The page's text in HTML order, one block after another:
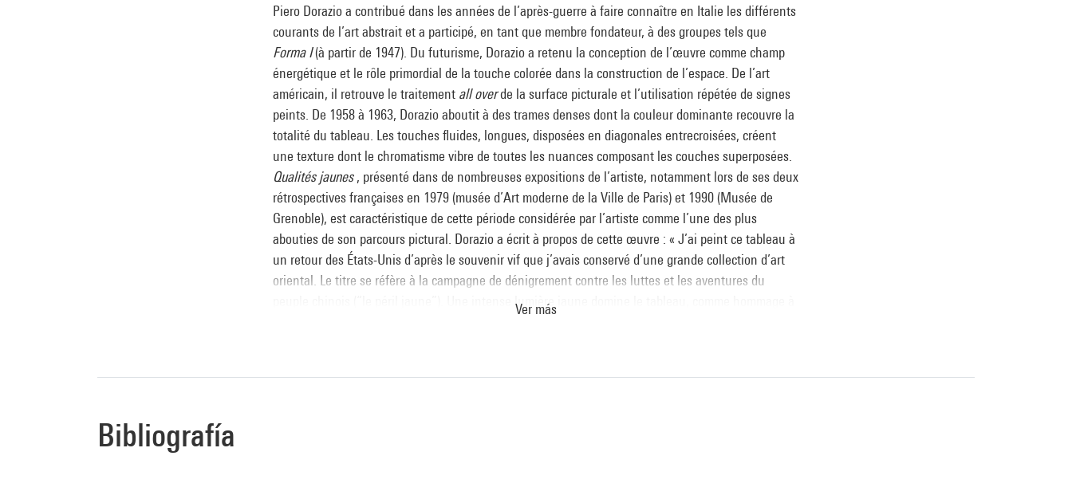
Piero Dorazio a contribué dans les années de l’après-guerre à faire connaître en Italie les différents
courants de l’art abstrait et a participé, en tant que membre fondateur, à des groupes tels que
Forma I(à partir de 1947). Du futurisme, Dorazio a retenu la conception de l’œuvre comme champ
énergétique et le rôle primordial de la touche colorée dans la construction de l’espace. De l’art
américain, il retrouve le traitement all overde la surface picturale et l’utilisation répétée de signes
peints. De 1958 à 1963, Dorazio aboutit à des trames denses dont la couleur dominante recouvre la
totalité du tableau. Les touches fluides, longues, disposées en diagonales entrecroisées, créent
une texture dont le chromatisme vibre de toutes les nuances composant les couches superposées.
Qualités jaunes, présenté dans de nombreuses expositions de l’artiste, notamment lors de ses deux
rétrospectives françaises en 1979 (musée d’Art moderne de la Ville de Paris) et 1990 (Musée de
Grenoble), est caractéristique de cette période considérée par l’artiste comme l’une des plus
abouties de son parcours pictural. Dorazio a écrit à propos de cette œuvre : « J’ai peint ce tableau à
un retour des États-Unis d’après le souvenir vif que j’avais conservé d’une grande collection d’art
oriental. Le titre se réfère à la campagne de dénigrement contre les luttes et les aventures du
peuple chinois (“le péril jaune”). Une intense lumière jaune domine le tableau, comme hommage à
Ver más
Bibliografía